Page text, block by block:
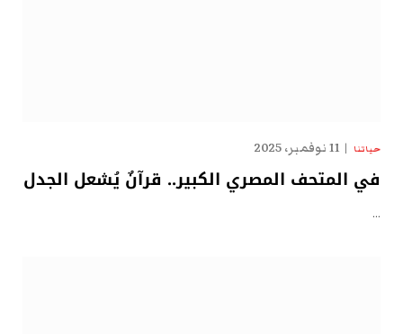
حياتنا 11 نوفمبر، 2025
في المتحف المصري الكبير.. قرآنٌ يُشعل الجدل
…